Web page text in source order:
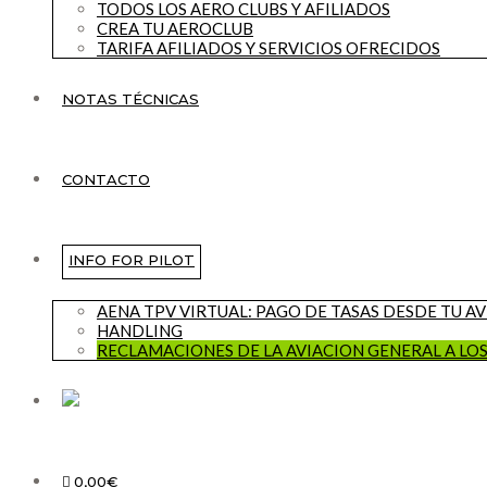
TODOS LOS AERO CLUBS Y AFILIADOS
CREA TU AEROCLUB
TARIFA AFILIADOS Y SERVICIOS OFRECIDOS
NOTAS TÉCNICAS
CONTACTO
INFO FOR PILOT
AENA TPV VIRTUAL: PAGO DE TASAS DESDE TU
HANDLING
RECLAMACIONES DE LA AVIACION GENERAL A
0,00€